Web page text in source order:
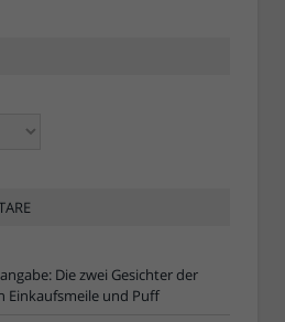
Die zwei Gesichter der
Einkaufsmeile und Puff